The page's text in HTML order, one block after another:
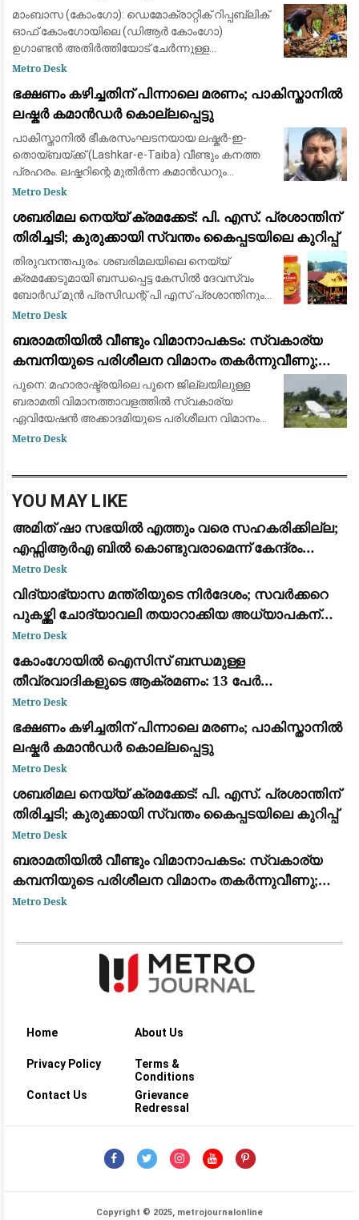
കൊല്ലപ്പെട്ടു; വീടുകൾ കത്തിച്ചു
മാംബാസ (കോംഗോ): ഡെമോക്രാറ്റിക് റിപ്പബ്ലിക്
ഓഫ് കോംഗോയിലെ (ഡിആർ കോംഗോ)
ഉഗാണ്ടൻ അതിർത്തിയോട് ചേർന്നുള്ള
ഗ്രാമത്തിൽ ഐസിസ് (ഇസ്ലാമിക് സ്റ്റേറ്റ്)
കുറഞ്ഞത് 13 പേർ കൊല്ല
Metro Desk
ഭക്ഷണം കഴിച്ചതിന് പിന്നാലെ മരണം; പാകിസ്താനിൽ
ലഷ്കർ കമാൻഡർ കൊല്ലപ്പെട്ടു
പാകിസ്താനിൽ ഭീകരസംഘടനയായ ലഷ്കർ-ഇ-
തൊയ്ബയ്ക്ക് (Lashkar-e-Taiba) വീണ്ടും കനത്ത
പ്രഹരം. ലഷ്കറിന്റെ മുതിർന്ന കമാൻഡറും
ഹാഫിസ് സയീദിന്റെ അടുത്ത വിശ്വസ്തനുമായ
Aziz)
Metro Desk
ശബരിമല നെയ്യ് ക്രമക്കേട്: പി. എസ്. പ്രശാന്തിന്
തിരിച്ചടി; കുരുക്കായി സ്വന്തം കൈപ്പടയിലെ കുറിപ്പ്
തിരുവനന്തപുരം: ശബരിമലയിലെ നെയ്യ്
ക്രമക്കേടുമായി ബന്ധപ്പെട്ട കേസിൽ ദേവസ്വം
ബോർഡ് മുൻ പ്രസിഡന്റ് പി എസ് പ്രശാന്തിനും
മുൻ അംഗം എ അജികുമാറിനും വലിയ തിരിച്ചടി.
വിജിലൻസ് പ്
Metro Desk
ബരാമതിയിൽ വീണ്ടും വിമാനാപകടം: സ്വകാര്യ
കമ്പനിയുടെ പരിശീലന വിമാനം തകർന്നുവീണു;
ആളപായമില്ല
പൂനെ: മഹാരാഷ്ട്രയിലെ പൂനെ ജില്ലയിലുള്ള
ബരാമതി വിമാനത്താവളത്തിൽ സ്വകാര്യ
ഏവിയേഷൻ അക്കാദമിയുടെ പരിശീലന വിമാനം
തകർന്നുവീണു. കാർവർ ഏവിയേഷൻ (Carver
Metro Desk
YOU MAY LIKE
അമിത് ഷാ സഭയിൽ എത്തും വരെ സഹകരിക്കില്ല;
എഫ്സിആർഎ ബിൽ കൊണ്ടുവരാമെന്ന് കേന്ദ്രം
കരുതേണ്ട: കെ സി വേണു​ഗോപാൽ
Metro Desk
വിദ്യാഭ്യാസ മന്ത്രിയുടെ നിർദേശം; സവർക്കറെ
പുകഴ്ത്തി ചോദ്യാവലി തയാറാക്കിയ അധ്യാപകന്
സസ്പെൻഷൻ
Metro Desk
കോംഗോയിൽ ഐസിസ് ബന്ധമുള്ള
തീവ്രവാദികളുടെ ആക്രമണം: 13 പേർ
കൊല്ലപ്പെട്ടു; വീടുകൾ കത്തിച്ചു
Metro Desk
ഭക്ഷണം കഴിച്ചതിന് പിന്നാലെ മരണം; പാകിസ്താനിൽ
ലഷ്കർ കമാൻഡർ കൊല്ലപ്പെട്ടു
Metro Desk
ശബരിമല നെയ്യ് ക്രമക്കേട്: പി. എസ്. പ്രശാന്തിന്
തിരിച്ചടി; കുരുക്കായി സ്വന്തം കൈപ്പടയിലെ കുറിപ്പ്
Metro Desk
ബരാമതിയിൽ വീണ്ടും വിമാനാപകടം: സ്വകാര്യ
കമ്പനിയുടെ പരിശീലന വിമാനം തകർന്നുവീണു;
ആളപായമില്ല
Metro Desk
Home About Us
Privacy Policy
Terms &
Conditions
Contact Us
Grievance
Redressal
Copyright © 2025, metrojournalonline